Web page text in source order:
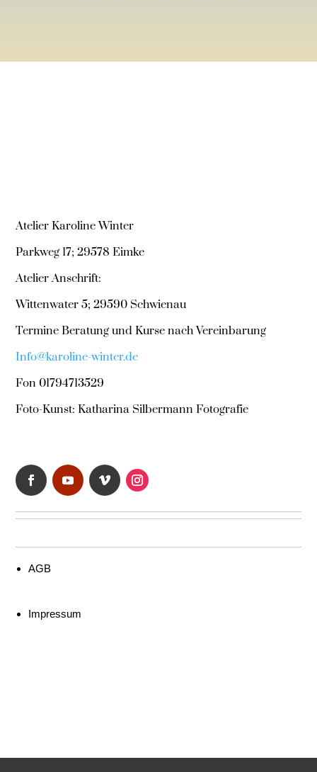
Atelier Karoline Winter
Parkweg 17; 29578 Eimke
Atelier Anschrift:
Wittenwater 5; 29590 Schwienau
Termine Beratung und Kurse nach Vereinbarung
Info@karoline-winter.de
Fon 01794713529
Foto-Kunst: Katharina Silbermann Fotografie
AGB
Impressum